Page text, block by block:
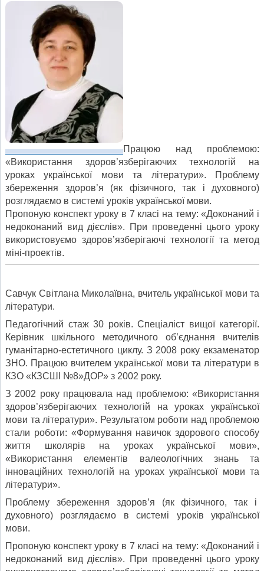
Працюю над проблемою:
«Використання здоров’язберігаючих технологій на
уроках української мови та літератури». Проблему
збереження здоров’я (як фізичного, так і духовного)
розглядаємо в системі уроків української мови.
Пропоную конспект уроку в 7 класі на тему: «Доконаний і
недоконаний вид дієслів». При проведенні цього уроку
використовуємо здоров’язберігаючі технології та метод
міні-проектів.
Савчук Світлана Миколаївна, вчитель української мови та
літератури.
Педагогічний стаж 30 років. Спеціаліст вищої категорії.
Керівник шкільного методичного об’єднання вчителів
гуманітарно-естетичного циклу. З 2008 року екзаменатор
ЗНО. Працюю вчителем української мови та літератури в
КЗО «КЗСШІ №8»ДОР» з 2002 року.
З 2002 року працювала над проблемою: «Використання
здоров’язберігаючих технологій на уроках української
мови та літератури». Результатом роботи над проблемою
стали роботи: «Формування навичок здорового способу
життя школярів на уроках української мови»,
«Використання елементів валеологічних знань та
інноваційних технологій на уроках української мови та
літератури».
Проблему збереження здоров’я (як фізичного, так і
духовного) розглядаємо в системі уроків української
мови.
Пропоную конспект уроку в 7 класі на тему: «Доконаний і
недоконаний вид дієслів». При проведенні цього уроку